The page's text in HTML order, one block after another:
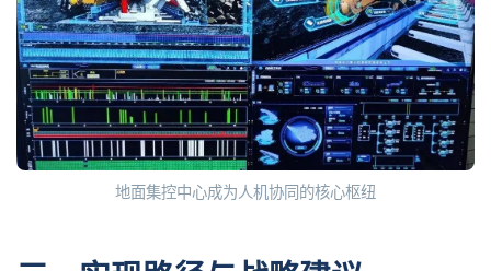
地面集控中心成为人机协同的核心枢纽